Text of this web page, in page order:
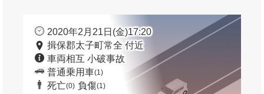
2020年2月21日(金)17:20
揖保郡太子町常全 付近
車両相互 小破事故
普通乗用車(1)
死亡(0) 負傷(1)